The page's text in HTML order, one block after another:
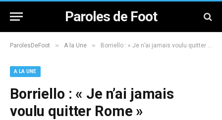
Paroles de Foot
ParolesDeFoot » A la Une » Borriello : « Je n’ai jamais voulu quitter Rome »
A LA UNE
Borriello : « Je n’ai jamais
voulu quitter Rome »